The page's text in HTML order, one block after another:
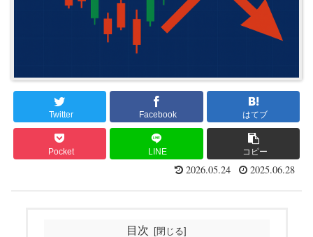
Twitter Facebook はてブ
Pocket LINE コピー
2026.05.24 2025.06.28
目次